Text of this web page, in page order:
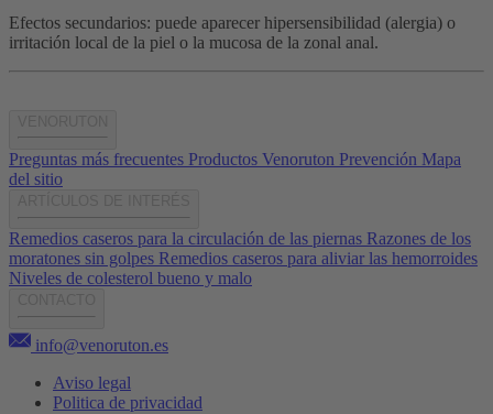
Efectos secundarios: puede aparecer hipersensibilidad (alergia) o
irritación local de la piel o la mucosa de la zonal anal.
Preguntas más frecuentes Productos Venoruton Prevención Mapa
del sitio
Remedios caseros para la circulación de las piernas Razones de los
moratones sin golpes Remedios caseros para aliviar las hemorroides
Niveles de colesterol bueno y malo
info@venoruton.es
Aviso legal
Politica de privacidad